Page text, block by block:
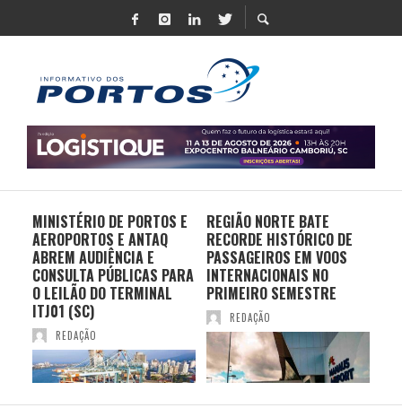
MINISTÉRIO DE PORTOS E
AEROPORTOS E ANTAQ
ABREM AUDIÊNCIA E
CONSULTA PÚBLICAS PARA
O LEILÃO DO TERMINAL
ITJ01 (SC)
REDAÇÃO
REGIÃO NORTE BATE
RECORDE HISTÓRICO DE
PASSAGEIROS EM VOOS
INTERNACIONAIS NO
PRIMEIRO SEMESTRE
REDAÇÃO